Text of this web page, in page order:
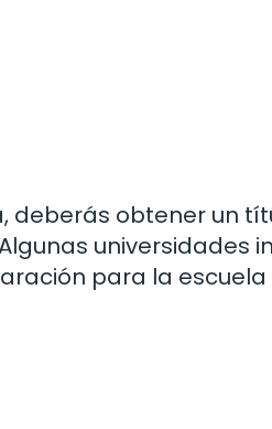
deberás obtener un
universidades
para la